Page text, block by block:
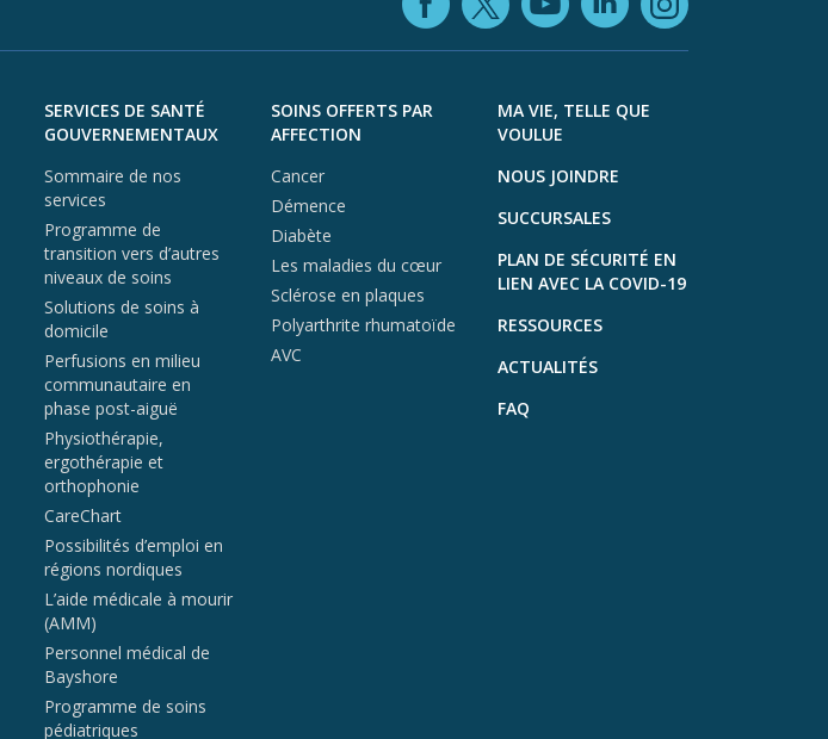
X (opens in a
SERVICES DE SANTÉ
GOUVERNEMENTAUX
Sommaire de nos
services
Programme de
transition vers d’autres
niveaux de soins
Solutions de soins à
domicile
Perfusions en milieu
communautaire en
phase post-aiguë
Physiothérapie,
ergothérapie et
orthophonie
CareChart
Possibilités d’emploi en
régions nordiques
L’aide médicale à mourir
(AMM)
Personnel médical de
Bayshore
Programme de soins
pédiatriques
SOINS OFFERTS PAR
AFFECTION
Cancer
Démence
Diabète
Les maladies du cœur
Sclérose en plaques
Polyarthrite rhumatoïde
AVC
MA VIE, TELLE QUE
VOULUE
NOUS JOINDRE
SUCCURSALES
PLAN DE SÉCURITÉ EN
LIEN AVEC LA COVID-19
RESSOURCES
ACTUALITÉS
FAQ